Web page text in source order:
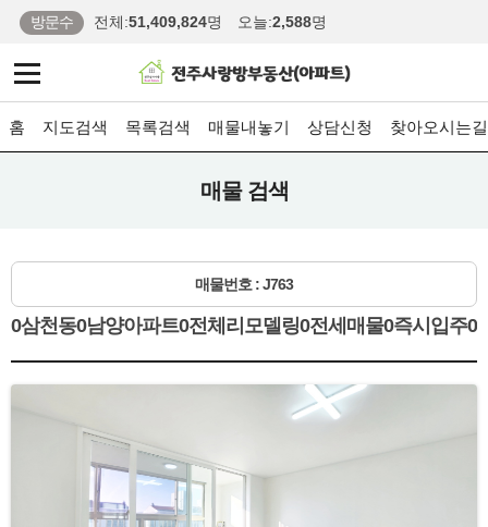
방문수 전체:51,409,824명 오늘:2,588명
홈 지도검색 목록검색 매물내놓기 상담신청 찾아오시는길
매물 검색
매물번호 : J763
0삼천동0남양아파트0전체리모델링0전세매물0즉시입주0